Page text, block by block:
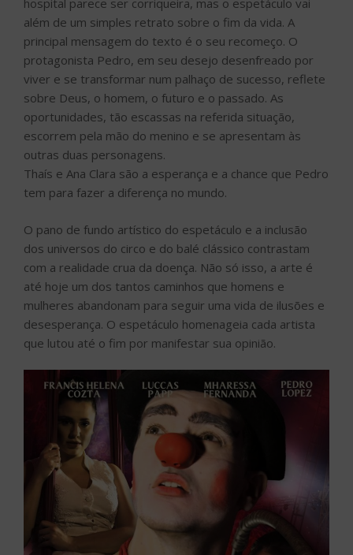
hospital parece ser corriqueira, mas o espetáculo vai
além de um simples retrato sobre o fim da vida. A
principal mensagem do texto é o seu recomeço. O
protagonista Pedro, em seu desejo desenfreado por
viver e se transformar num palhaço de sucesso, reflete
sobre Deus, o homem, o futuro e o passado. As
oportunidades, tão escassas na referida situação,
escorrem pela mão do menino e se apresentam às
outras duas personagens.
Thaís e Ana Clara são a esperança e a chance que Pedro
tem para fazer a diferença no mundo.
O pano de fundo artístico do espetáculo e a inclusão
dos universos do circo e do balé clássico contrastam
com a realidade crua da doença. Não só isso, a arte é
até hoje um dos tantos caminhos que homens e
mulheres abandonam para seguir uma vida de ilusões e
desesperança. O espetáculo homenageia cada artista
que lutou até o fim por manifestar sua opinião.